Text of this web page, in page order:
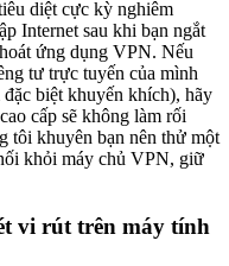
Internet sau khi bạn ngắt
ứng dụng VPN. Nếu
tư trực tuyến của mình
biệt khuyến khích), hãy
cấp sẽ không làm rối
khỏi máy chủ VPN, giữ
vi rút trên máy tính